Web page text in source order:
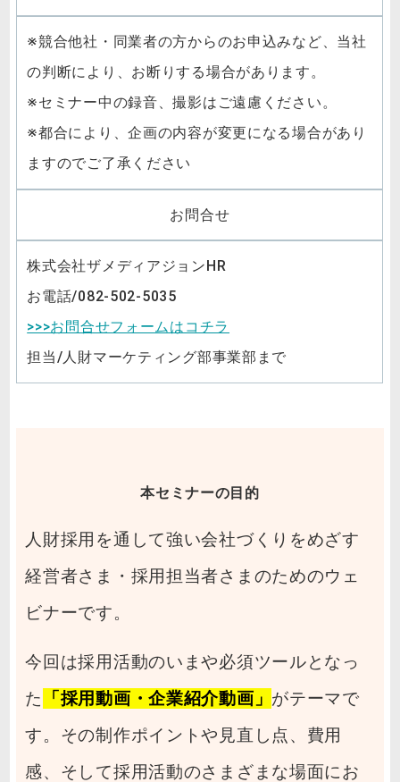
※競合他社・同業者の方からのお申込みなど、当社
の判断により、お断りする場合があります。
※セミナー中の録音、撮影はご遠慮ください。
※都合により、企画の内容が変更になる場合があり
ますのでご了承ください
お問合せ
株式会社ザメディアジョンHR
お電話/082-502-5035
>>>お問合せフォームはコチラ
担当/人財マーケティング部事業部まで
本セミナーの目的
人財採用を通して強い会社づくりをめざす
経営者さま・採用担当者さまのためのウェ
ビナーです。
今回は採用活動のいまや必須ツールとなっ
た
「採用動画・企業紹介動画」 がテーマで
す。その制作ポイントや見直し点、費用
感、そして採用活動のさまざまな場面にお